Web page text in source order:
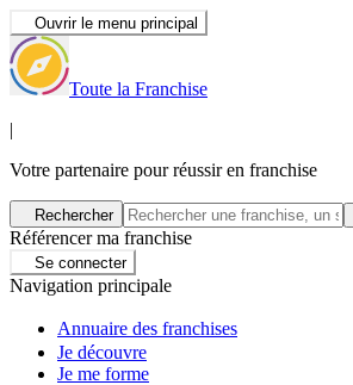
Ouvrir le menu principal
Toute la Franchise
|
Votre partenaire pour réussir en franchise
Rechercher
Référencer ma franchise
Se connecter
Navigation principale
Annuaire des franchises
Je découvre
Je me forme